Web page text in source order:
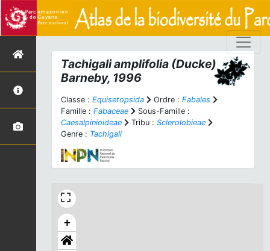
Tachigali amplifolia (Ducke)
Barneby, 1996
Classe : Equisetopsida Ordre : Fabales
Famille : Fabaceae
Sous-Famille :
Caesalpinioideae
Tribu : Sclerolobieae
Genre : Tachigali
+